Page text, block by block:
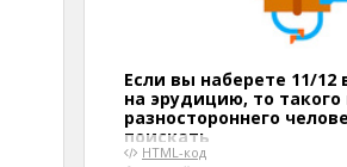
Если вы наберете 11/12
на эрудицию, то такого
разностороннего
поискать
HTML-код